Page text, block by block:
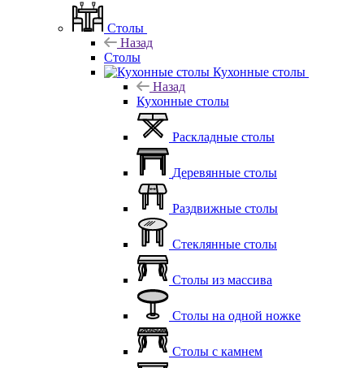
Столы
Назад
Столы
Кухонные столы
Назад
Кухонные столы
Раскладные столы
Деревянные столы
Раздвижные столы
Стеклянные столы
Столы из массива
Столы на одной ножке
Столы с камнем